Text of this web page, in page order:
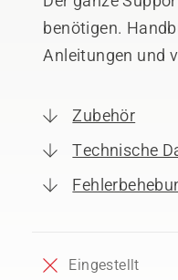
benötigen.
Anleitungen und
Zubehör
Technische
Eingestellt